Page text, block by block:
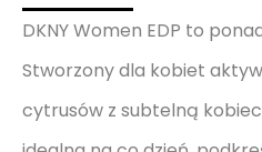
DKNY Women EDP to
Stworzony dla kobiet
cytrusów z subtelną